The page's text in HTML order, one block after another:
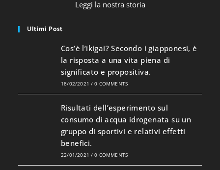
Leggi la nostra storia
Ultimi Post
Cos’è l’ikigai? Secondo i giapponesi, è
la risposta a una vita piena di
significato e propositiva.
18/02/2021 / 0 COMMENTS
Risultati dell’esperimento sul
consumo di acqua idrogenata su un
gruppo di sportivi e relativi effetti
benefici.
22/01/2021 / 0 COMMENTS